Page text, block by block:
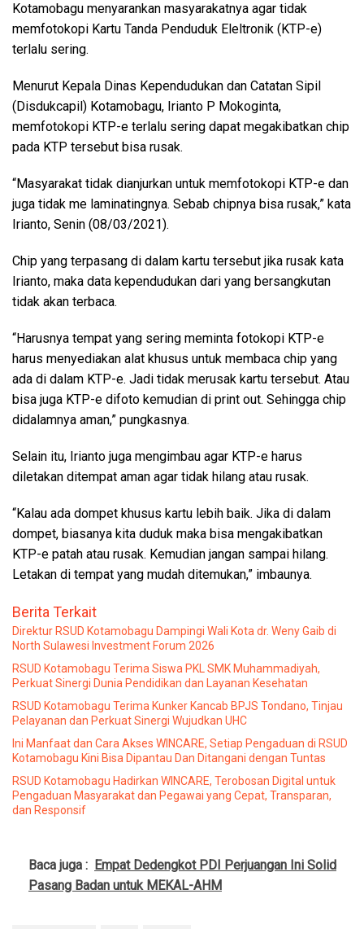
Kotamobagu menyarankan masyarakatnya agar tidak
memfotokopi Kartu Tanda Penduduk Eleltronik (KTP-e)
terlalu sering.
Menurut Kepala Dinas Kependudukan dan Catatan Sipil
(Disdukcapil) Kotamobagu, Irianto P Mokoginta,
memfotokopi KTP-e terlalu sering dapat megakibatkan chip
pada KTP tersebut bisa rusak.
“Masyarakat tidak dianjurkan untuk memfotokopi KTP-e dan
juga tidak me laminatingnya. Sebab chipnya bisa rusak,” kata
Irianto, Senin (08/03/2021).
Chip yang terpasang di dalam kartu tersebut jika rusak kata
Irianto, maka data kependudukan dari yang bersangkutan
tidak akan terbaca.
“Harusnya tempat yang sering meminta fotokopi KTP-e
harus menyediakan alat khusus untuk membaca chip yang
ada di dalam KTP-e. Jadi tidak merusak kartu tersebut. Atau
bisa juga KTP-e difoto kemudian di print out. Sehingga chip
didalamnya aman,” pungkasnya.
Selain itu, Irianto juga mengimbau agar KTP-e harus
diletakan ditempat aman agar tidak hilang atau rusak.
“Kalau ada dompet khusus kartu lebih baik. Jika di dalam
dompet, biasanya kita duduk maka bisa mengakibatkan
KTP-e patah atau rusak. Kemudian jangan sampai hilang.
Letakan di tempat yang mudah ditemukan,” imbaunya.
Berita Terkait
Direktur RSUD Kotamobagu Dampingi Wali Kota dr. Weny Gaib di
North Sulawesi Investment Forum 2026
RSUD Kotamobagu Terima Siswa PKL SMK Muhammadiyah,
Perkuat Sinergi Dunia Pendidikan dan Layanan Kesehatan
RSUD Kotamobagu Terima Kunker Kancab BPJS Tondano, Tinjau
Pelayanan dan Perkuat Sinergi Wujudkan UHC
Ini Manfaat dan Cara Akses WINCARE, Setiap Pengaduan di RSUD
Kotamobagu Kini Bisa Dipantau Dan Ditangani dengan Tuntas
RSUD Kotamobagu Hadirkan WINCARE, Terobosan Digital untuk
Pengaduan Masyarakat dan Pegawai yang Cepat, Transparan,
dan Responsif
Baca juga : Empat Dedengkot PDI Perjuangan Ini Solid
Pasang Badan untuk MEKAL-AHM